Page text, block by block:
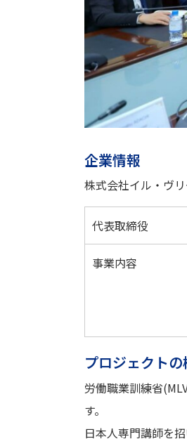
企業情報
株式会社イル・ヴ
代表取締役
事業内容
プロジェクト
労働職業訓練省
す。
日本人専門講師を